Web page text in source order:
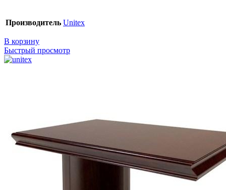
Производитель Unitex
В корзину
Быстрый просмотр